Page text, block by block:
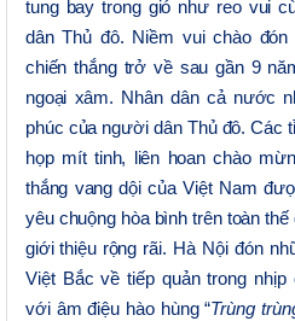
tung bay trong gió như reo vui
dân Thủ đô. Niềm vui chào
chiến thắng trở về sau gần 9
ngoại xâm. Nhân dân cả nước
phúc của người dân Thủ đô.Các
họp mít tinh, liên hoan chào
thắng vang dội củaViệt Nam
yêu chuộng hòa bình trên toàn
giới thiệu rộng rãi. Hà Nội đón
Việt Bắc về tiếp quảntrong nhịp
với âm điệu hào hùng“Trùng